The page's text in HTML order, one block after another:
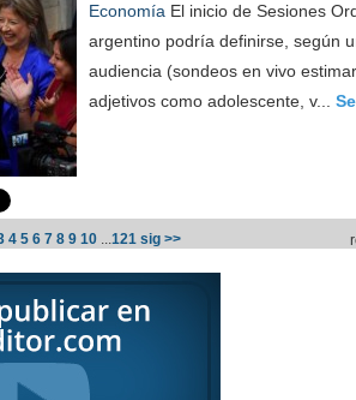
Economía El inicio de Sesiones
argentino podría definirse, según
audiencia (sondeos en vivo
adjetivos como adolescente, v...
4 5 6 7 8 9 10 ...121 sig >>